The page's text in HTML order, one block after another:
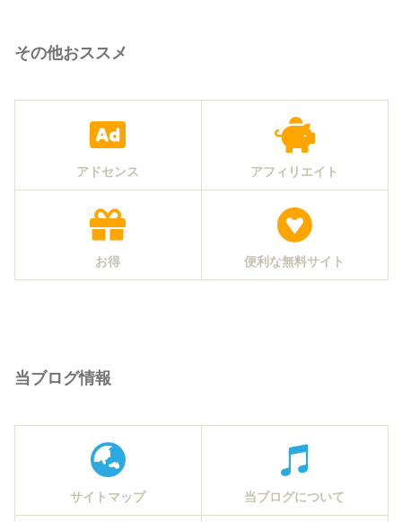
その他おススメ
アドセンス アフィリエイト
お得 便利な無料サイト
当ブログ情報
サイトマップ 当ブログについて